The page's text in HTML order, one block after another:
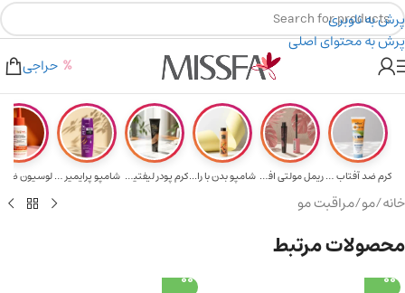
پرش به ناوبری
پرش به محتوای اصلی
۲٪ تخفیف روی سبد خرید برای روش کارت به کارت
های بالای ۵ میلیون تومن
حراجی
کرم ضد آفتاب حا... ریمل مولتی افکت... شامپو بدن با را... کرم پودر لیفتین... شامپو پرایمیر پ...
خانه/مو/مراقبت مو
محصولات مرتبط